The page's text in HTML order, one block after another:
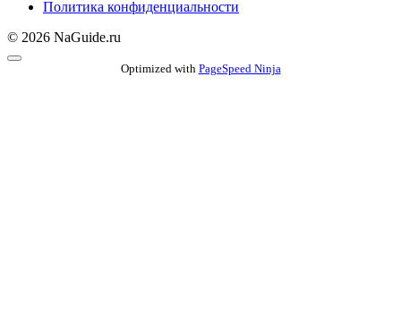
Политика конфиденциальности
© 2026 NaGuide.ru
Optimized with PageSpeed Ninja